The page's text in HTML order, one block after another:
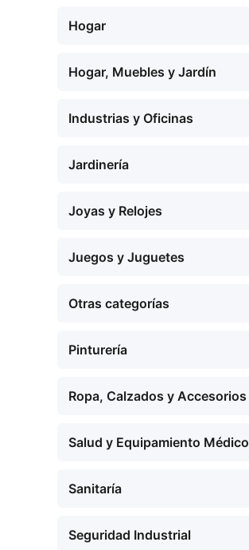
Hogar
Hogar, Muebles y Jardín
Industrias y Oficinas
Jardinería
Joyas y Relojes
Juegos y Juguetes
Otras categorías
Pinturería
Ropa, Calzados y Accesorios
Salud y Equipamiento Médico
Sanitaría
Seguridad Industrial